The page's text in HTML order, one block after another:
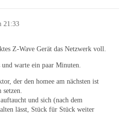
21:33
Z-Wave Gerät das Netzwerk voll.
warte ein paar Minuten.
der den homee am nächsten ist
und sich (nach dem
lässt, Stück für Stück weiter